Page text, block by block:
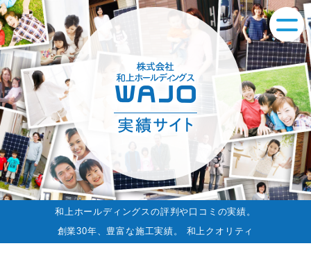
和上ホールディングスの評判や口コミの実績。
創業30年、豊富な施工実績。 和上クオリティ